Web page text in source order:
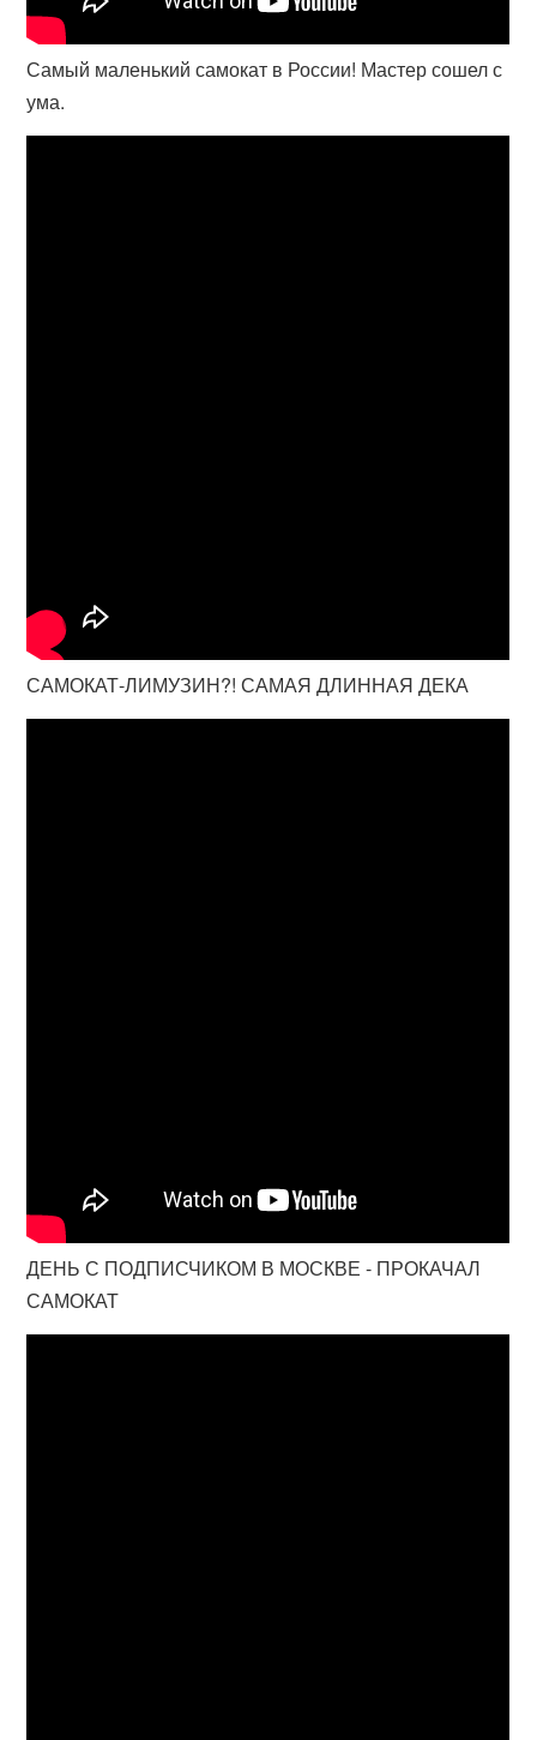
Самый маленький самокат в России! Мастер сошел с
ума.
САМОКАТ-ЛИМУЗИН?! САМАЯ ДЛИННАЯ ДЕКА
ДЕНЬ С ПОДПИСЧИКОМ В МОСКВЕ - ПРОКАЧАЛ
САМОКАТ